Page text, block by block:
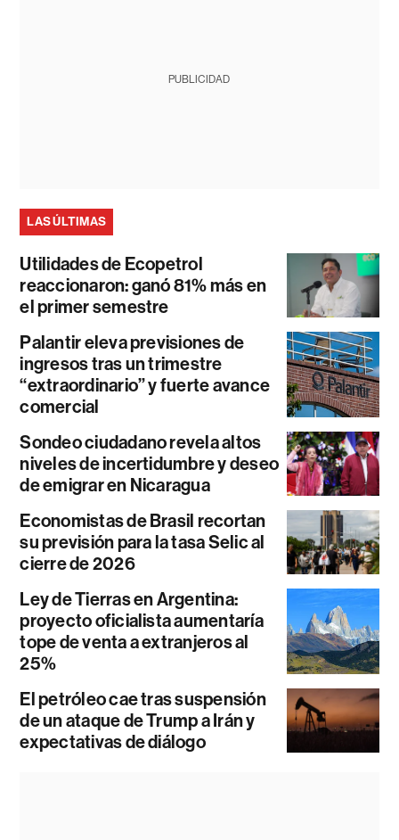
PUBLICIDAD
LAS ÚLTIMAS
Utilidades de Ecopetrol
reaccionaron: ganó 81% más en
el primer semestre
Palantir eleva previsiones de
ingresos tras un trimestre
“extraordinario” y fuerte avance
comercial
Sondeo ciudadano revela altos
niveles de incertidumbre y deseo
de emigrar en Nicaragua
Economistas de Brasil recortan
su previsión para la tasa Selic al
cierre de 2026
Ley de Tierras en Argentina:
proyecto oficialista aumentaría
tope de venta a extranjeros al
25%
El petróleo cae tras suspensión
de un ataque de Trump a Irán y
expectativas de diálogo